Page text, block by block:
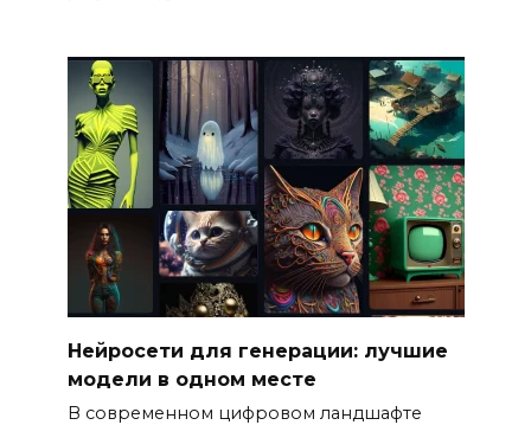
Нейросети для генерации: лучшие
модели в одном месте
В современном цифровом ландшафте